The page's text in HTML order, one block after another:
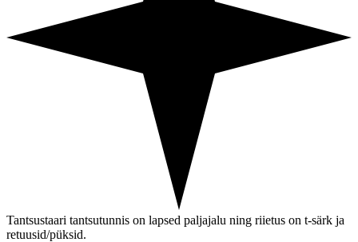
Tantsustaari tantsutunnis on lapsed paljajalu ning riietus on t-särk ja
retuusid/püksid.